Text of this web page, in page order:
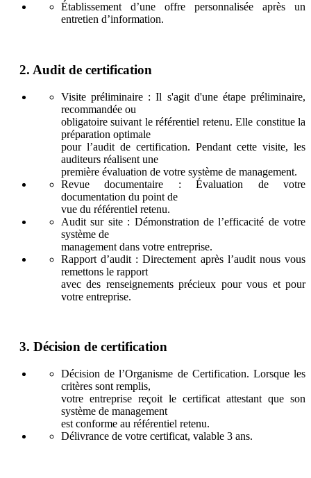
Établissement d’une offre personnalisée après un
entretien d’information.
2. Audit de certification
Visite préliminaire : Il s'agit d'une étape préliminaire,
recommandée ou
obligatoire suivant le référentiel retenu. Elle constitue la
préparation optimale
pour l’audit de certification. Pendant cette visite, les
auditeurs réalisent une
première évaluation de votre système de management.
Revue documentaire : Évaluation de votre
documentation du point de
vue du référentiel retenu.
Audit sur site : Démonstration de l’efficacité de votre
système de
management dans votre entreprise.
Rapport d’audit : Directement après l’audit nous vous
remettons le rapport
avec des renseignements précieux pour vous et pour
votre entreprise.
3. Décision de certification
Décision de l’Organisme de Certification. Lorsque les
critères sont remplis,
votre entreprise reçoit le certificat attestant que son
système de management
est conforme au référentiel retenu.
Délivrance de votre certificat, valable 3 ans.